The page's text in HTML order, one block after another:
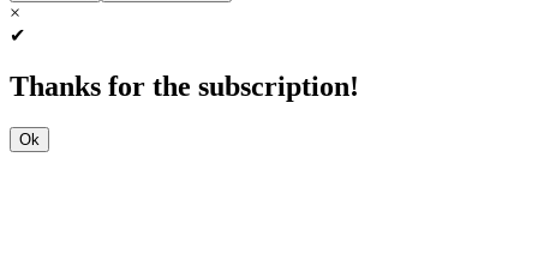
×
✔
Thanks for the subscription!
Ok